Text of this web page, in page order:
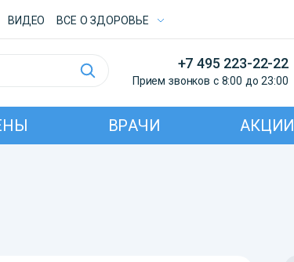
ВИДЕО ВСE О ЗДОРОВЬЕ
+7 495 223-22-22
Прием звонков с 8:00 до 23:00
ВРАЧИ АКЦИИ